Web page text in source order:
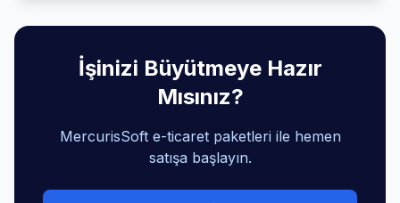
İşinizi Büyütmeye Hazır
Mısınız?
MercurisSoft e-ticaret paketleri ile hemen
satışa başlayın.